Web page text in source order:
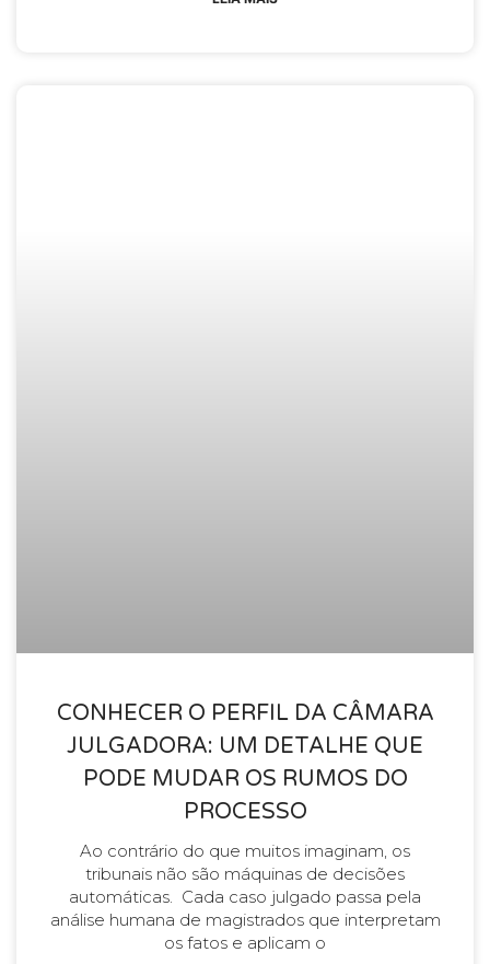
CONHECER O PERFIL DA CÂMARA
JULGADORA: UM DETALHE QUE
PODE MUDAR OS RUMOS DO
PROCESSO
Ao contrário do que muitos imaginam, os
tribunais não são máquinas de decisões
automáticas. Cada caso julgado passa pela
análise humana de magistrados que interpretam
os fatos e aplicam o